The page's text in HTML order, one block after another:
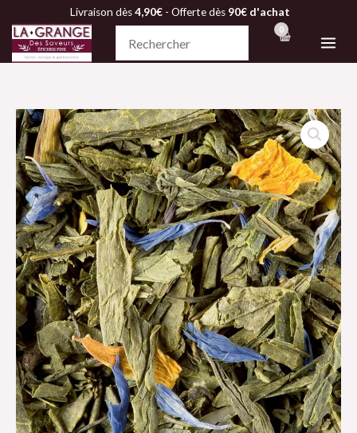
contenu
Livraison dès4,90€- Offerte dès 90€ d'achat
quantité
de
Thé
Vert
-
JARDIN
VERT
-
Dammann
Frères